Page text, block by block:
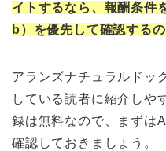
イトするなら、報酬条件
b）を優先して確認する
アランズナチュラルドッ
している読者に紹介しや
録は無料なので、まずは
確認しておきましょう。